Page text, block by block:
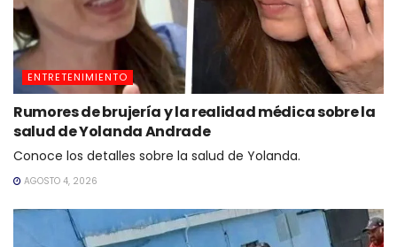
ENTRETENIMIENTO
Rumores de brujería y la realidad médica sobre la
salud de Yolanda Andrade
Conoce los detalles sobre la salud de Yolanda.
AGOSTO 4, 2026